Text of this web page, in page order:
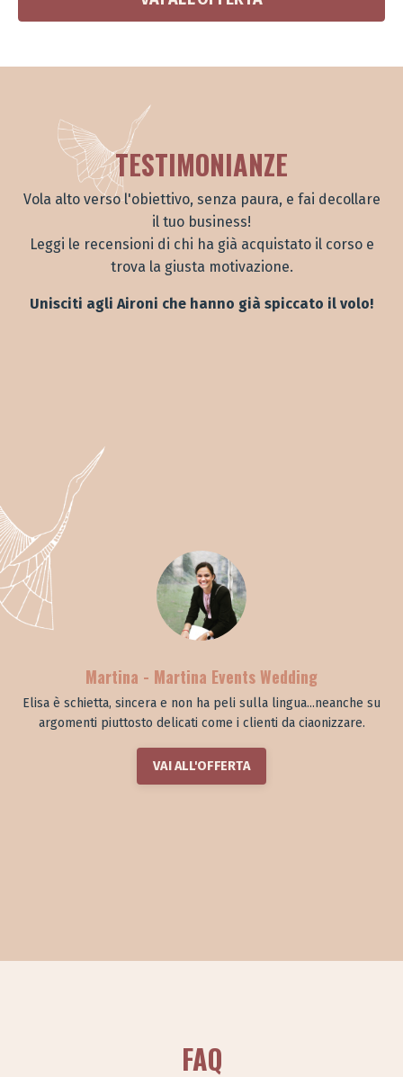
TESTIMONIANZE
Vola alto verso l'obiettivo, senza paura, e fai decollare
il tuo business!
Leggi le recensioni di chi ha già acquistato il corso e
trova la giusta motivazione.
Unisciti agli Aironi che hanno già spiccato il volo!
Martina - Martina Events Wedding
Elisa è schietta, sincera e non ha peli sulla lingua...neanche su
argomenti piuttosto delicati come i clienti da ciaonizzare.
VAI ALL'OFFERTA
FAQ